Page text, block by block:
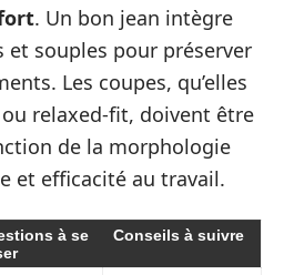
. Un bon jean intègre
et souples pour préserver
Les coupes, qu’elles
relaxed-fit, doivent être
de la morphologie
et efficacité au travail.
à se
Conseils à suivre